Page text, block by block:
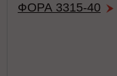
ФОРА 3315-40